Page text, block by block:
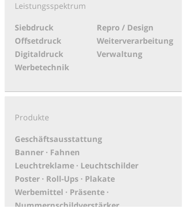
Leistungsspektrum
Siebdruck
Offsetdruck
Digitaldruck
Werbetechnik
Repro / Design
Weiterverarbeitung
Verwaltung
Produkte
Geschäftsausstattung
Banner · Fahnen
Leuchtreklame · Leuchtschilder
Poster · Roll-Ups · Plakate
Werbemittel · Präsente ·
Nummernschildverstärker